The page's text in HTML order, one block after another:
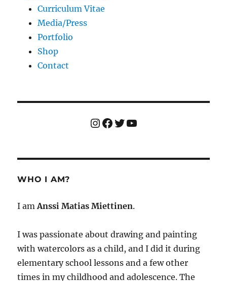
Curriculum Vitae
Media/Press
Portfolio
Shop
Contact
Instagram
Facebook
Twitter
YouTube
WHO I AM?
I amAnssi Matias Miettinen.
I was passionate about drawing and painting
with watercolors as a child, and I did it during
elementary school lessons and a few other
times in my childhood and adolescence. The